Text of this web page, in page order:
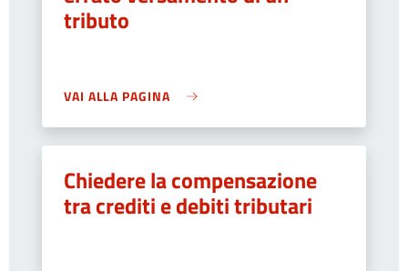
tributo
VAI ALLA PAGINA
Chiedere la compensazione
tra crediti e debiti tributari